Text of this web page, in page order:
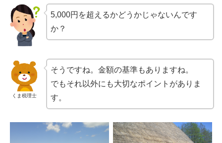
5,000円を超えるかどうかじゃないんです
か？
くま税理士
そうですね。金額の基準もありますね。
でもそれ以外にも大切なポイントがありま
す。